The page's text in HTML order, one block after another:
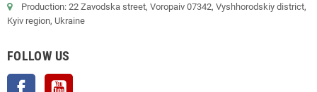
Production: 22 Zavodska street, Voropaiv 07342, Vyshhorodskiy district,
Kyiv region, Ukraine
FOLLOW US
Facebook